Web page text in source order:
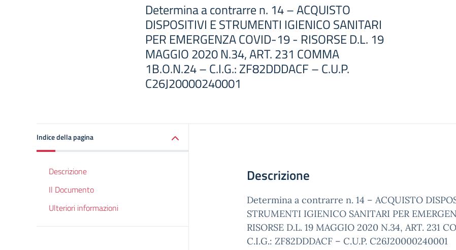
Determina a contrarre n. 14 – ACQUISTO
DISPOSITIVI E STRUMENTI IGIENICO SANITARI
PER EMERGENZA COVID-19 - RISORSE D.L. 19
MAGGIO 2020 N.34, ART. 231 COMMA
1B.O.N.24 – C.I.G.: ZF82DDDACF – C.U.P.
C26J20000240001
Indice della pagina
Descrizione
Il Documento
Ulteriori informazioni
Descrizione
Determina a contrarre n. 14 – ACQUISTO
STRUMENTI IGIENICO SANITARI PER
RISORSE D.L. 19 MAGGIO 2020 N.34, ART. 231
C.I.G.: ZF82DDDACF – C.U.P. C26J20000240001